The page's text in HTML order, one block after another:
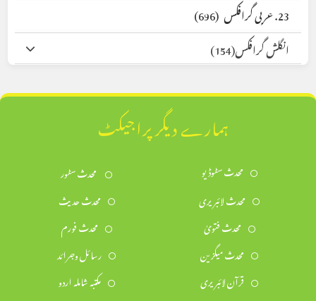
23. عربی گرافکس
(696)
انگلش گرافکس(154)
ہمارے دیگر پراجیکٹ
محدث سٹوڈیو
محدث سٹور
محدث لائبریری
محدث حدیث
محدث فتویٰ
محدث فورم
محدث میگزین
رسائل وجرائد
قرآن لائبریری
مکتبہ شاملہ اردو